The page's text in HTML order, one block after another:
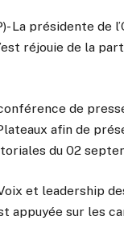
La présidente de
réjouie de la
conférence de
afin de
du 02
et leadership
appuyée sur les